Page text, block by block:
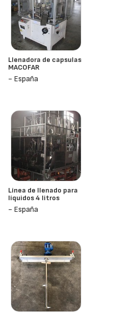
Llenadora de capsulas
MACOFAR
- España
Línea de llenado para
líquidos 4 litros
- España